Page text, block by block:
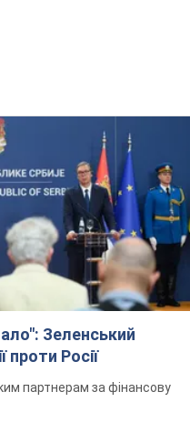
Зеленський
проти Росії
партнерам за фінансову